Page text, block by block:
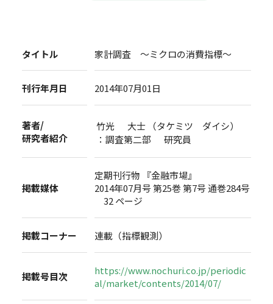
タイトル 家計調査 ～ミクロの消費指標～
刊行年月日 2014年07月01日
著者/
研究者紹介
竹光 大士 （タケミツ ダイシ）
：調査第二部 研究員
掲載媒体
定期刊行物 『金融市場』
2014年07月号 第25巻 第7号 通巻284号
32 ページ
掲載コーナー 連載（指標観測）
掲載号目次
https://www.nochuri.co.jp/periodic
al/market/contents/2014/07/